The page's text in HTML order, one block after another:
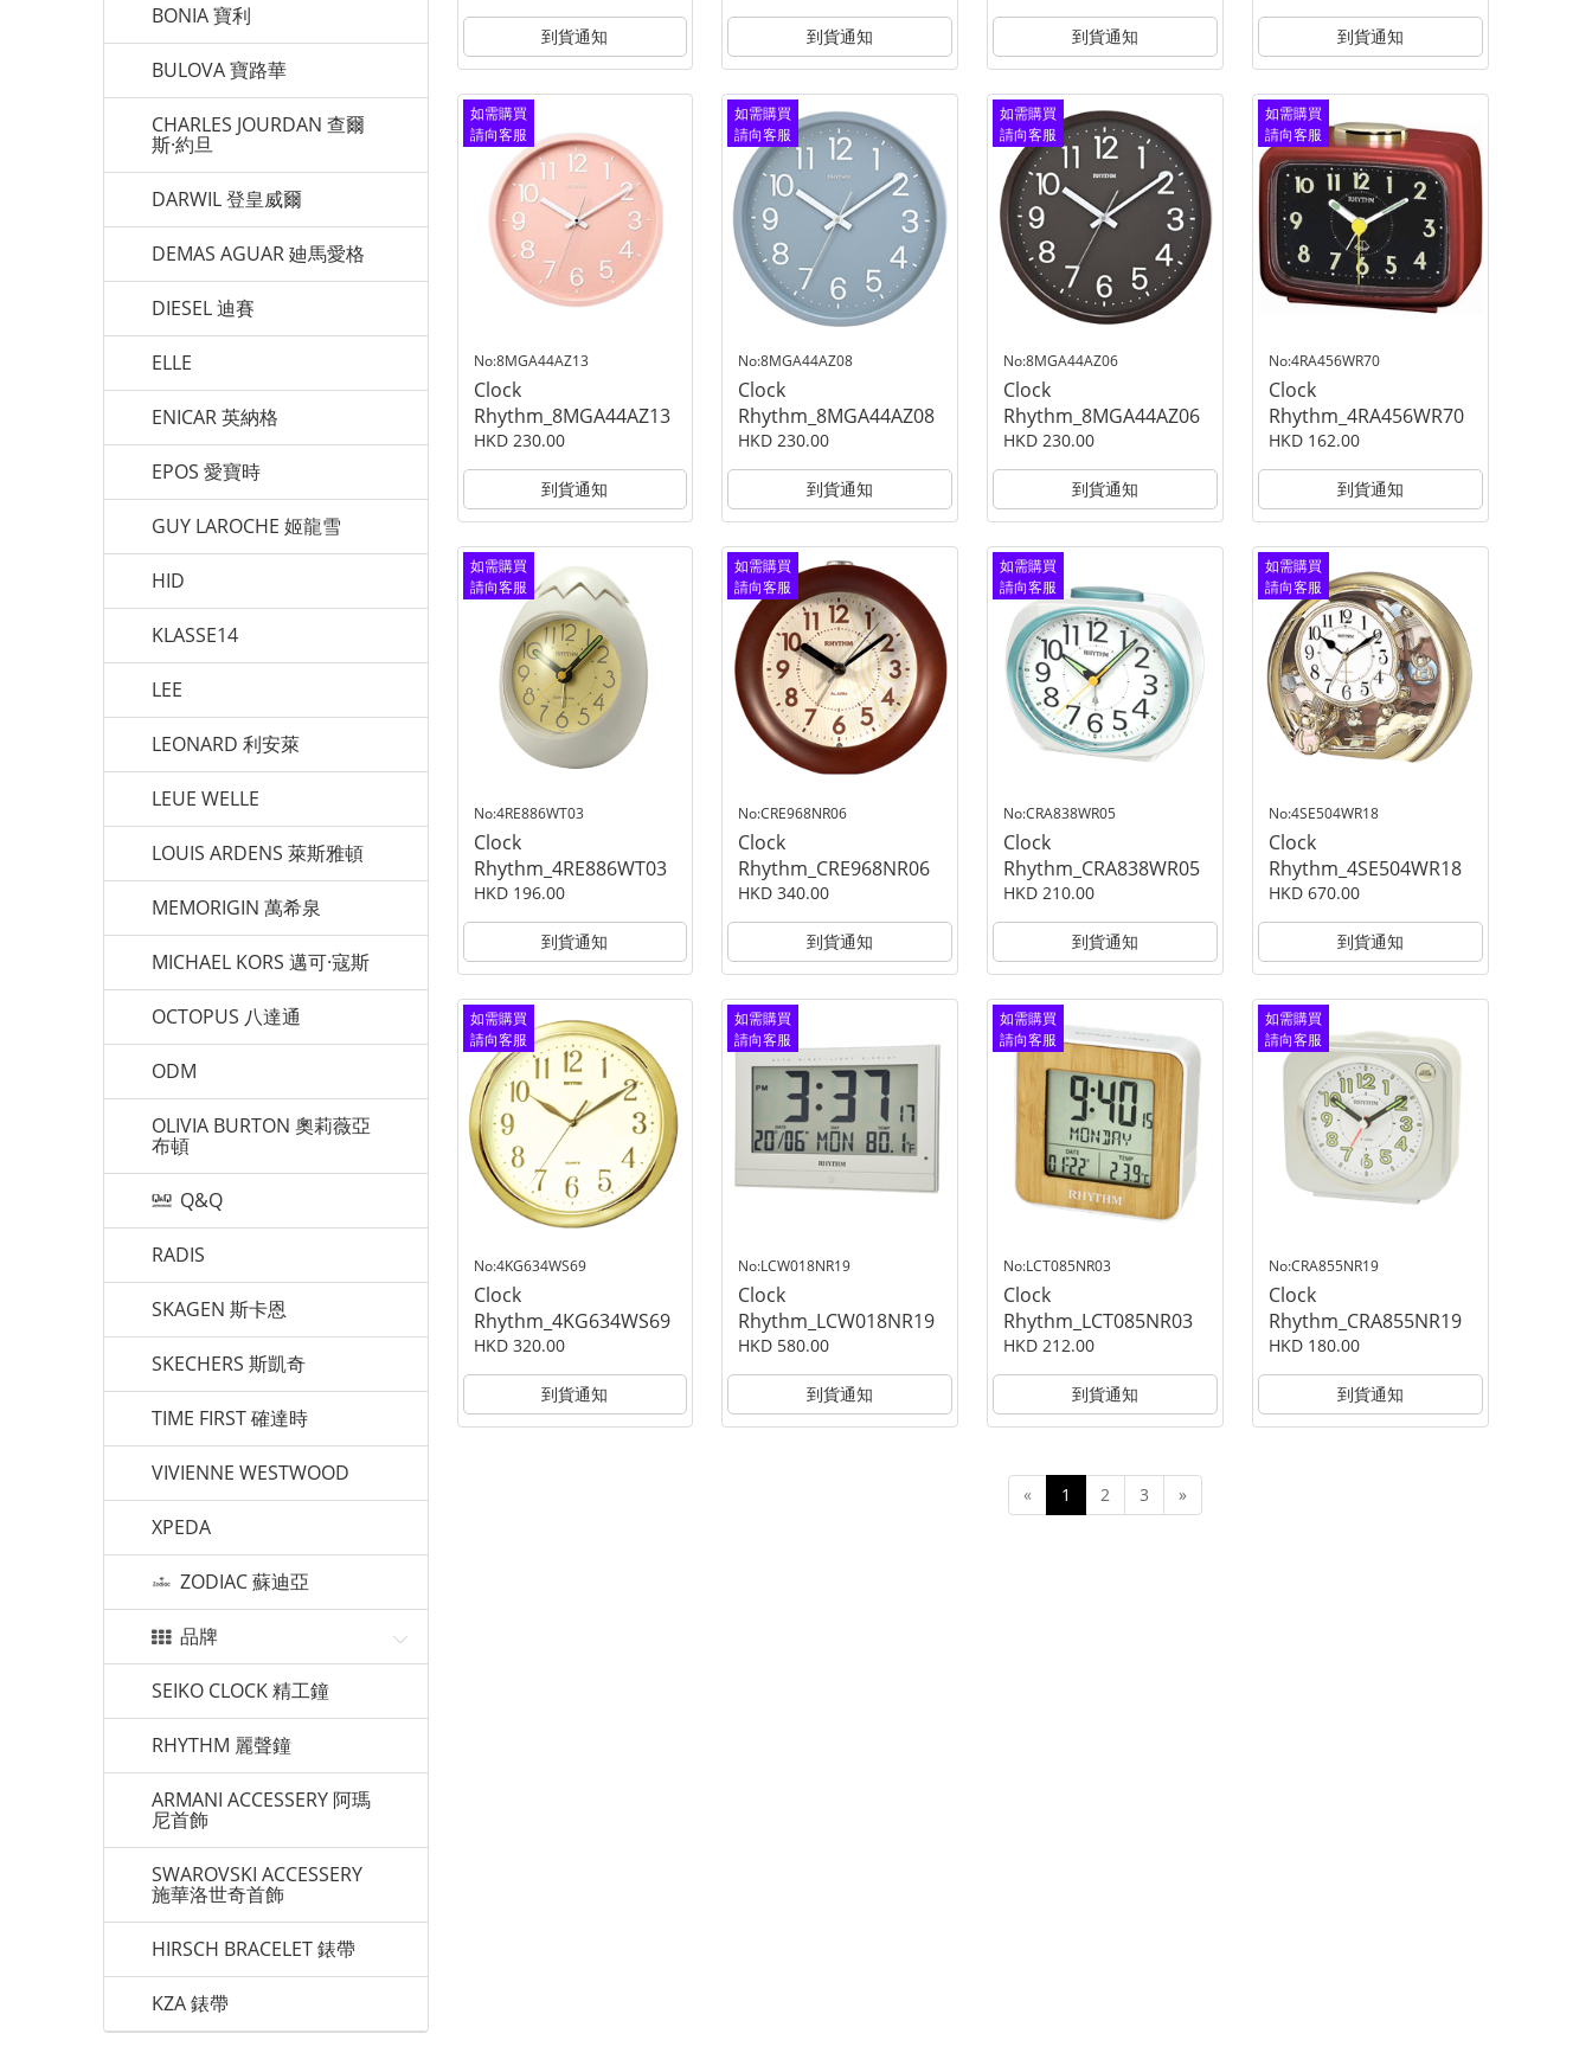
BONIA 寶利
BULOVA 寶路華
CHARLES JOURDAN 查爾
斯·約旦
DARWIL 登皇威爾
DEMAS AGUAR 廸馬愛格
DIESEL 迪賽
ELLE
ENICAR 英納格
EPOS 愛寶時
GUY LAROCHE 姬龍雪
HID
KLASSE14
LEE
LEONARD 利安萊
LEUE WELLE
LOUIS ARDENS 萊斯雅頓
MEMORIGIN 萬希泉
MICHAEL KORS 邁可·寇斯
OCTOPUS 八達通
ODM
OLIVIA BURTON 奧莉薇亞
布頓
Q&Q
RADIS
SKAGEN 斯卡恩
SKECHERS 斯凱奇
TIME FIRST 確達時
VIVIENNE WESTWOOD
XPEDA
ZODIAC 蘇迪亞
品牌
SEIKO CLOCK 精工鐘
RHYTHM 麗聲鐘
ARMANI ACCESSERY 阿瑪
尼首飾
SWAROVSKI ACCESSERY
施華洛世奇首飾
HIRSCH BRACELET 錶帶
KZA 錶帶
到貨通知
如需購買
請向客服
No:8MGA44AZ13
Clock
Rhythm_8MGA44AZ13
HKD 230.00
到貨通知
如需購買
請向客服
No:4RE886WT03
Clock
Rhythm_4RE886WT03
HKD 196.00
到貨通知
如需購買
請向客服
查詢
No:4KG634WS69
Clock
Rhythm_4KG634WS69
HKD 320.00
到貨通知
到貨通知
如需購買
請向客服
查詢
No:8MGA44AZ08
Clock
Rhythm_8MGA44AZ08
HKD 230.00
到貨通知
如需購買
請向客服
查詢
No:CRE968NR06
Clock
Rhythm_CRE968NR06
HKD 340.00
到貨通知
如需購買
請向客服
查詢
No:LCW018NR19
Clock
Rhythm_LCW018NR19
HKD 580.00
到貨通知
到貨通知
如需購買
請向客服
查詢
No:8MGA44AZ06
Clock
Rhythm_8MGA44AZ06
HKD 230.00
到貨通知
如需購買
請向客服
查詢
No:CRA838WR05
Clock
Rhythm_CRA838WR05
HKD 210.00
到貨通知
如需購買
請向客服
查詢
No:LCT085NR03
Clock
Rhythm_LCT085NR03
HKD 212.00
到貨通知
到貨通知
如需購買
請向客服
查詢
No:4RA456WR70
Clock
Rhythm_4RA456WR70
HKD 162.00
到貨通知
如需購買
請向客服
查詢
No:4SE504WR18
Clock
Rhythm_4SE504WR18
HKD 670.00
到貨通知
如需購買
請向客服
查詢
No:CRA855NR19
Clock
Rhythm_CRA855NR19
HKD 180.00
到貨通知
« 1 2 3 »